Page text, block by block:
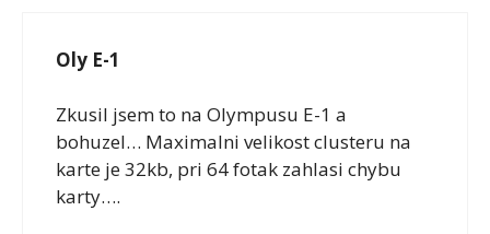
Oly E-1
Zkusil jsem to na Olympusu E-1 a
bohuzel… Maximalni velikost clusteru na
karte je 32kb, pri 64 fotak zahlasi chybu
karty….